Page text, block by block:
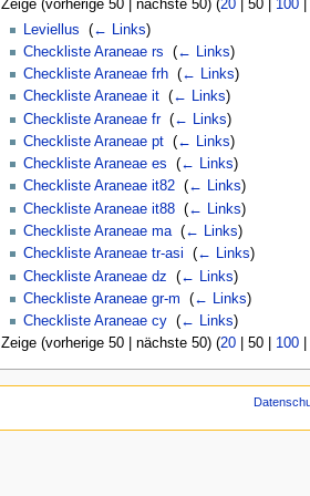
Zeige (vorherige 50| nächste 50) (20| 50| 100|
Leviellus
(← Links)
Checkliste Araneae rs
(← Links)
Checkliste Araneae frh‎ (← Links)
Checkliste Araneae it‎ (← Links)
Checkliste Araneae fr‎ (← Links)
Checkliste Araneae pt‎ (← Links)
Checkliste Araneae es
(← Links)
Checkliste Araneae it82‎ (← Links)
Checkliste Araneae it88‎ (← Links)
Checkliste Araneae ma‎ (← Links)
Checkliste Araneae tr-asi
(← Links)
Checkliste Araneae dz
(← Links)
Checkliste Araneae gr-m
(← Links)
Checkliste Araneae cy‎ (← Links)
Zeige (vorherige 50| nächste 50) (20| 50| 100|